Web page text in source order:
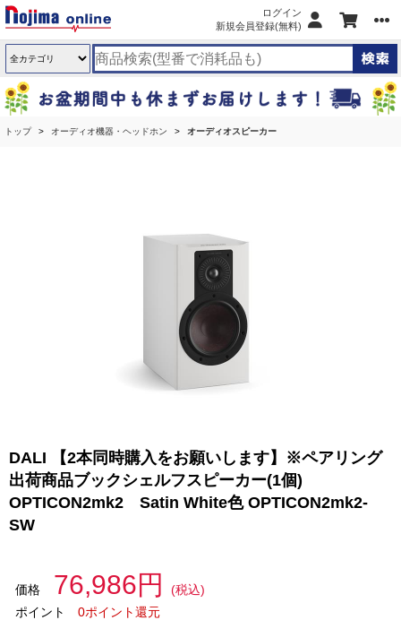
ログイン
新規会員登録(無料)
トップ オーディオ機器・ヘッドホン オーディオスピーカー
DALI 【2本同時購入をお願いします】※ペアリング
出荷商品ブックシェルフスピーカー(1個)
OPTICON2mk2 Satin White色 OPTICON2mk2-
SW
価格 76,986円
(税込)
ポイント
0ポイント還元